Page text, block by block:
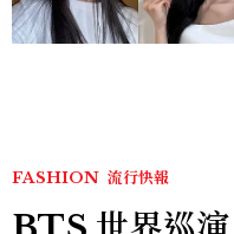
FASHION 流行快報